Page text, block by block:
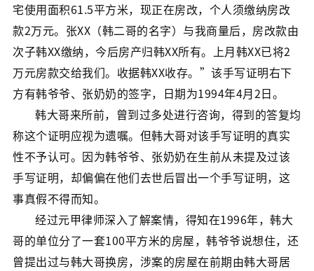
宅使用面积61.5平方米，现正在房改，个人须缴纳房改
款2万元。张XX（韩二哥的名字）与我商量后，房改款由
次子韩XX缴纳，今后房产归韩XX所有。上月韩XX已将2
万元房款交给我们。收据韩XX收存。”该手写证明右下
方有韩爷爷、张奶奶的签字，日期为1994年4月2日。
韩大哥来所前，曾到过多处进行咨询，得到的答复均
称这个证明应视为遗嘱。但韩大哥对该手写证明的真实
性不予认可。因为韩爷爷、张奶奶在生前从未提及过该
手写证明，却偏偏在他们去世后冒出一个手写证明，这
事真假不得而知。
经过元甲律师深入了解案情，得知在1996年，韩大
哥的单位分了一套100平方米的房屋，韩爷爷说想住，还
曾提出过与韩大哥换房，涉案的房屋在前期由韩大哥居